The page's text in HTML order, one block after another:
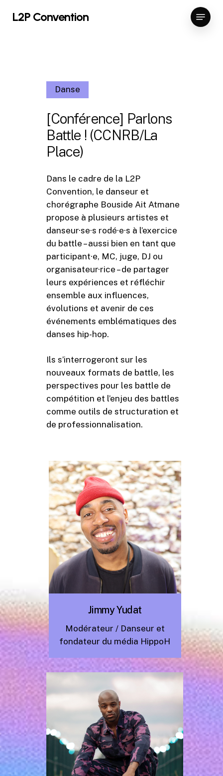
L2P Convention Menu
Danse
[Conférence] Parlons
Battle ! (CCNRB/La
Place)
Dans le cadre de la L2P
Convention, le danseur et
chorégraphe Bouside Ait Atmane
propose à plusieurs artistes et
danseur·se·s rodé·e·s à l’exercice
du battle – aussi bien en tant que
participant·e, MC, juge, DJ ou
organisateur·rice – de partager
leurs expériences et réfléchir
ensemble aux influences,
évolutions et avenir de ces
événements emblématiques des
danses hip-hop.
Ils s’interrogeront sur les
nouveaux formats de battle, les
perspectives pour les battle de
compétition et l’enjeu des battles
comme outils de structuration et
de professionnalisation.
Jimmy Yudat
Modérateur / Danseur et
fondateur du média HippoH